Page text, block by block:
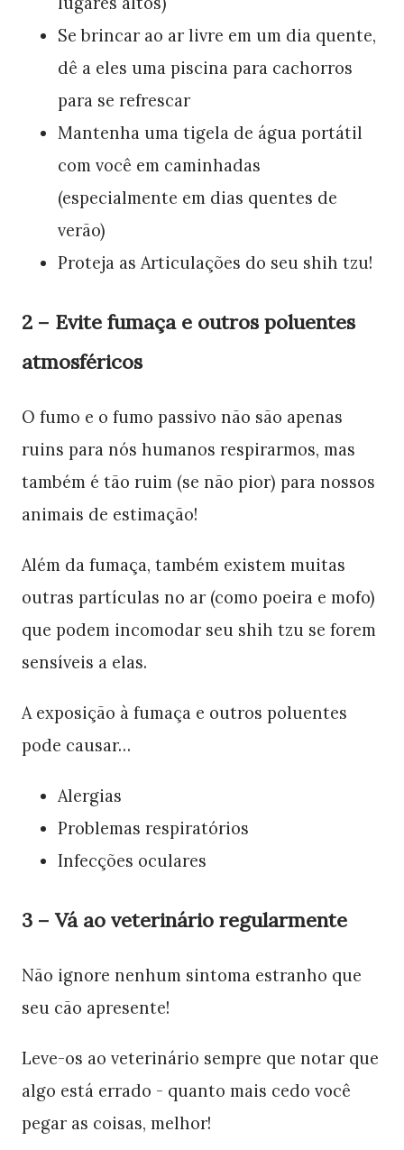
Se brincar ao ar livre em um dia quente,
dê a eles uma piscina para cachorros
para se refrescar
Mantenha uma tigela de água portátil
com você em caminhadas
(especialmente em dias quentes de
verão)
Proteja as Articulações do seu shih tzu!
2 – Evite fumaça e outros poluentes
atmosféricos
O fumo e o fumo passivo não são apenas
ruins para nós humanos respirarmos, mas
também é tão ruim (se não pior) para nossos
animais de estimação!
Além da fumaça, também existem muitas
outras partículas no ar (como poeira e mofo)
que podem incomodar seu shih tzu se forem
sensíveis a elas.
A exposição à fumaça e outros poluentes
pode causar…
Alergias
Problemas respiratórios
Infecções oculares
3 – Vá ao veterinário regularmente
Não ignore nenhum sintoma estranho que
seu cão apresente!
Leve-os ao veterinário sempre que notar que
algo está errado - quanto mais cedo você
pegar as coisas, melhor!